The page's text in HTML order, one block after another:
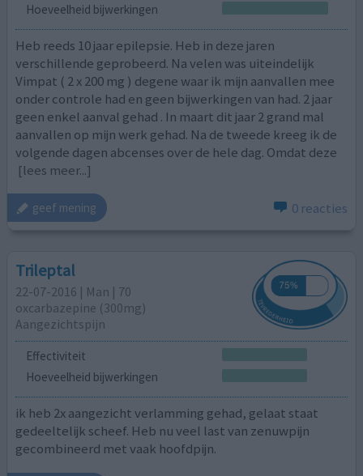
Hoeveelheid bijwerkingen
Heb reeds 10 jaar epilepsie. Heb in deze jaren
verschillende geprobeerd. Na velen was uiteindelijk
Vimpat ( 2 x 200 mg ) degene waar ik mijn aanvallen mee
onder controle had en geen bijwerkingen van had. 2 jaar
geen enkel aanval gehad . In maart dit jaar 2 grand mal
aanvallen op mijn werk gehad. Na de tweede kreeg ik de
volgende dagen abcenses over de hele dag. Omdat deze
[lees meer...]
geef mening 0 reacties
Trileptal
22-07-2016 | Man | 70
oxcarbazepine (300mg)
Aangezichtspijn
Effectiviteit
Hoeveelheid bijwerkingen
ik heb 2x aangezicht verlamming gehad, gelaat staat
gedeeltelijk scheef. Heb nu veel last van zenuwpijn
gecombineerd met vaak hoofdpijn.